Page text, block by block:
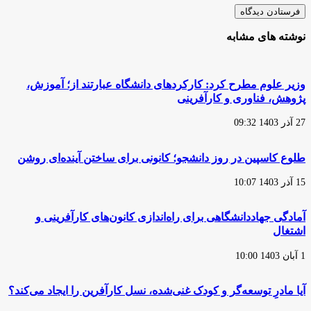
نوشته های مشابه
وزیر علوم مطرح کرد: کارکردهای دانشگاه عبارتند از؛ آموزش،
پژوهش، فناوری و کارآفرینی
27 آذر 1403 09:32
طلوع کاسپین در روز دانشجو؛ کانونی برای ساختن آینده‌ای روشن
15 آذر 1403 10:07
آمادگی جهاددانشگاهی برای راه‌اندازی کانون‌های کارآفرینی و
اشتغال
1 آبان 1403 10:00
آیا مادرِ توسعه‌گر و کودک غنی‌شده، نسل کارآفرین را ایجاد می‌کند؟